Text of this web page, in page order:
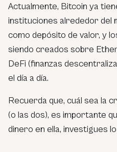
Actualmente, Bitcoin ya
instituciones alrededor del
como depósito de valor, y
siendo creados sobre
DeFi (finanzas
el día a día.
Recuerda que, cuál sea la
(o las dos), es importante
dinero en ella, investigues